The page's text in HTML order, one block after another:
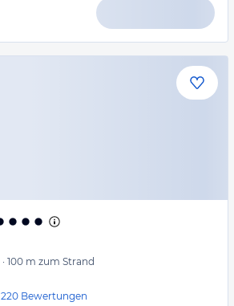
· 100 m zum Strand
220 Bewertungen